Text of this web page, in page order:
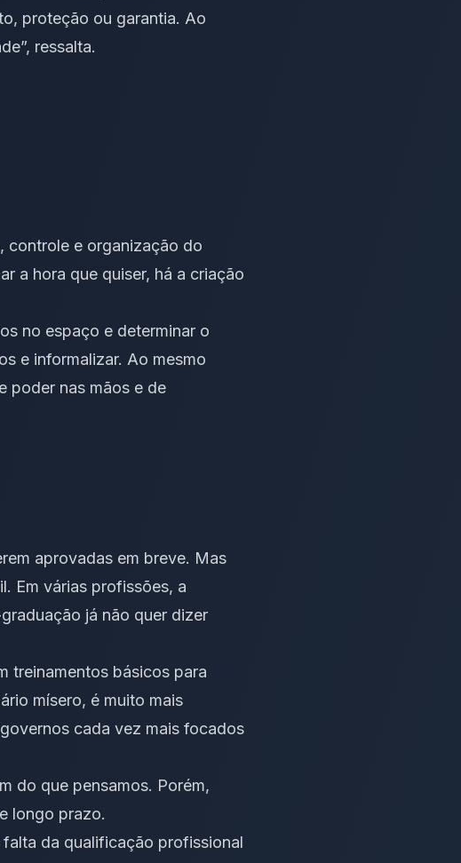
proteção ou garantia. Ao
ressalta.
controle e organização do
a hora que quiser, há a criação
no espaço e determinar o
e informalizar. Ao mesmo
poder nas mãos e de
aprovadas em breve. Mas
Em várias profissões, a
já não quer dizer
treinamentos básicos para
mísero, é muito mais
cada vez mais focados
do que pensamos. Porém,
longo prazo.
da qualificação profissional